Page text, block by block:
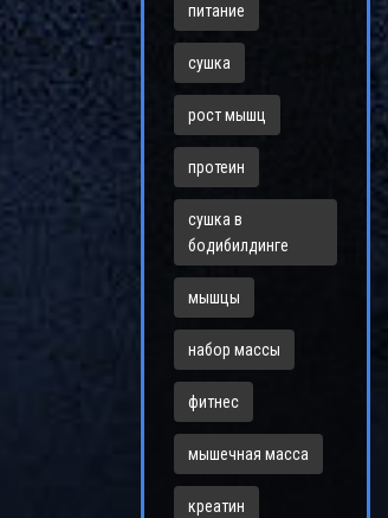
питание
сушка
рост мышц
протеин
сушка в
бодибилдинге
мышцы
набор массы
фитнес
мышечная масса
креатин